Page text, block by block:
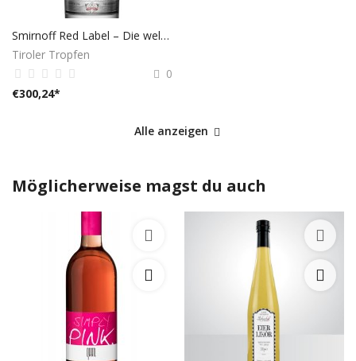
Smirnoff Red Label – Die weltbekannte Vodka-Ikone (0,7L, 37,5% Vol.)
Tiroler Tropfen
0
€300,24*
Alle anzeigen
Möglicherweise magst du auch